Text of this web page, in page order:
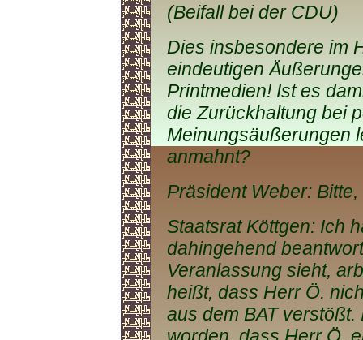
(Beifall bei der CDU)
Dies insbesondere im
eindeutigen
Printmedien! Ist es
die Zurückhaltung bei
Meinungsäußerungen
anmahnt?
Präsident Weber:
Staatsrat Köttgen: Ich
dahingehend
Veranlassung sieht,
heißt, dass Herr Ö.
aus dem BAT